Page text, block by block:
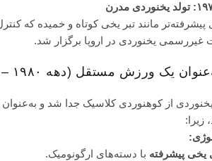
پیشرفته‌تر مانند تبر یخی کوتاه و خمیده که
غیررسمی یخنوردی در اروپا برگزار شد.
یک ورزش مستقل (دهه ۱۹۸۰ – ۲۰۰۰)
دهه ۱۹۸۰، یخنوردی از کوهنوردی کلاسیک جدا شد
زیرا:
یخی پیشرفته با دسته‌های ارگونومیک.